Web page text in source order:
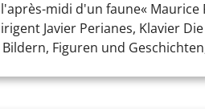
midi d'un faune«
Javier Perianes, Klavier
Figuren und